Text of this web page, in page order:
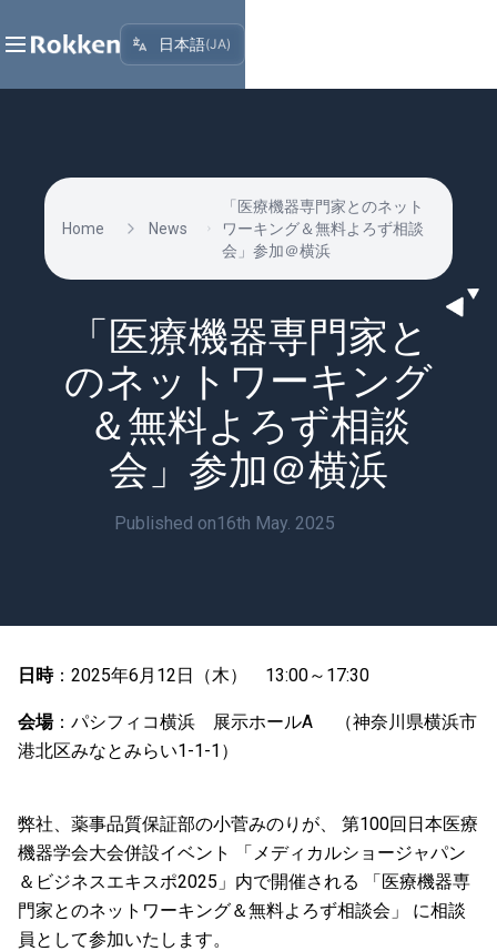
日本語(JA)
Home News
「医療機器専門家とのネット
ワーキング＆無料よろず相談
会」参加＠横浜
「医療機器専門家と
のネットワーキング
＆無料よろず相談
会」参加＠横浜
Published on16th May. 2025
日時：2025年6月12日（木） 13:00～17:30
会場：パシフィコ横浜 展示ホールA （神奈川県横浜市
港北区みなとみらい1-1-1）
弊社、薬事品質保証部の小菅みのりが、 第100回日本医療
機器学会大会併設イベント 「メディカルショージャパン
＆ビジネスエキスポ2025」内で開催される 「医療機器専
門家とのネットワーキング＆無料よろず相談会」 に相談
員として参加いたします。